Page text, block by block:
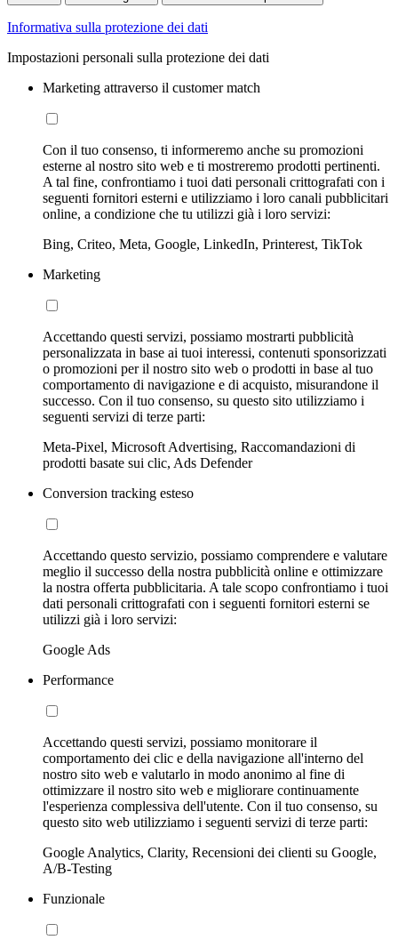
Informativa sulla protezione dei dati
Impostazioni personali sulla protezione dei dati
Marketing attraverso il customer match
Con il tuo consenso, ti informeremo anche su promozioni
esterne al nostro sito web e ti mostreremo prodotti pertinenti.
A tal fine, confrontiamo i tuoi dati personali crittografati con i
seguenti fornitori esterni e utilizziamo i loro canali pubblicitari
online, a condizione che tu utilizzi già i loro servizi:
Bing, Criteo, Meta, Google, LinkedIn, Printerest, TikTok
Marketing
Accettando questi servizi, possiamo mostrarti pubblicità
personalizzata in base ai tuoi interessi, contenuti sponsorizzati
o promozioni per il nostro sito web o prodotti in base al tuo
comportamento di navigazione e di acquisto, misurandone il
successo. Con il tuo consenso, su questo sito utilizziamo i
seguenti servizi di terze parti:
Meta-Pixel, Microsoft Advertising, Raccomandazioni di
prodotti basate sui clic, Ads Defender
Conversion tracking esteso
Accettando questo servizio, possiamo comprendere e valutare
meglio il successo della nostra pubblicità online e ottimizzare
la nostra offerta pubblicitaria. A tale scopo confrontiamo i tuoi
dati personali crittografati con i seguenti fornitori esterni se
utilizzi già i loro servizi:
Google Ads
Performance
Accettando questi servizi, possiamo monitorare il
comportamento dei clic e della navigazione all'interno del
nostro sito web e valutarlo in modo anonimo al fine di
ottimizzare il nostro sito web e migliorare continuamente
l'esperienza complessiva dell'utente. Con il tuo consenso, su
questo sito web utilizziamo i seguenti servizi di terze parti:
Google Analytics, Clarity, Recensioni dei clienti su Google,
A/B-Testing
Funzionale